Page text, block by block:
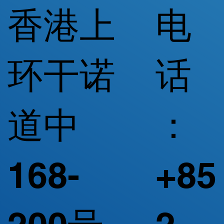
香港上
环干诺
道中
168-
电
话
：
+85